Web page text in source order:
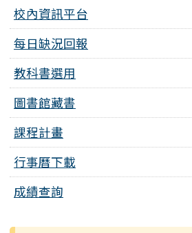
校內資訊平台
每日缺況回報
教科書選用
圖書館藏書
課程計畫
行事曆下載
成績查詢